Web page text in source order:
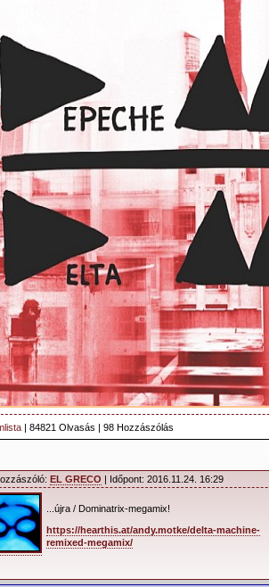
| 84821 Olvasás | 98 Hozzászólás
EL GRECO | Időpont: 2016.11.24. 16:29
...újra / Dominatrix-megamix!
https://hearthis.at/andy.motke/delta-machine-
remixed-megamix/